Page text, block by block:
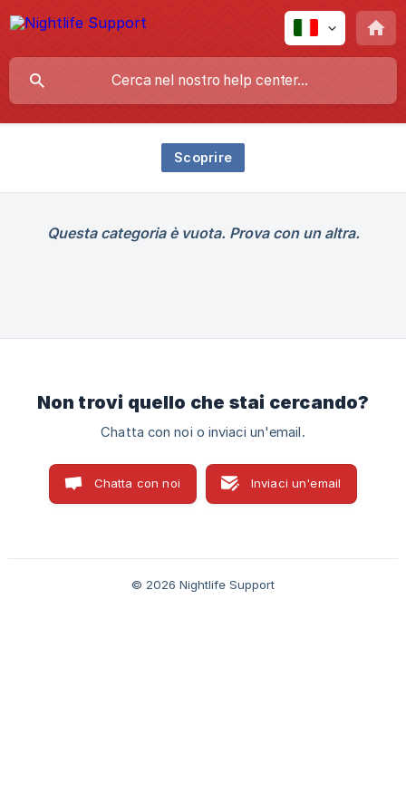
Scoprire
Questa categoria è vuota. Prova con un altra.
Non trovi quello che stai cercando?
Chatta con noi o inviaci un'email.
Chatta con noi Inviaci un'email
© 2026 Nightlife Support